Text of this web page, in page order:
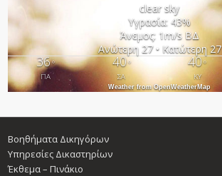
clear sky
Υγρασία: 43%
Άνεμος: 1m/s ΒΔ
Ανώτερη 27 • Κατώτερη 27
36°
ΠΑ
40°
ΣΑ
40°
ΚΥ
Weather from OpenWeatherMap
Βοηθήματα Δικηγόρων
Υπηρεσίες Δικαστηρίων
Έκθεμα – Πινάκιο